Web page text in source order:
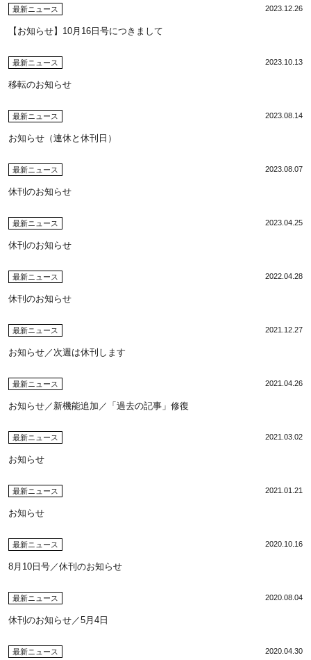
最新ニュース 2023.12.26
【お知らせ】10月16日号につきまして
最新ニュース 2023.10.13
移転のお知らせ
最新ニュース 2023.08.14
お知らせ（連休と休刊日）
最新ニュース 2023.08.07
休刊のお知らせ
最新ニュース 2023.04.25
休刊のお知らせ
最新ニュース 2022.04.28
休刊のお知らせ
最新ニュース 2021.12.27
お知らせ／次週は休刊します
最新ニュース 2021.04.26
お知らせ／新機能追加／「過去の記事」修復
最新ニュース 2021.03.02
お知らせ
最新ニュース 2021.01.21
お知らせ
最新ニュース 2020.10.16
8月10日号／休刊のお知らせ
最新ニュース 2020.08.04
休刊のお知らせ／5月4日
最新ニュース 2020.04.30